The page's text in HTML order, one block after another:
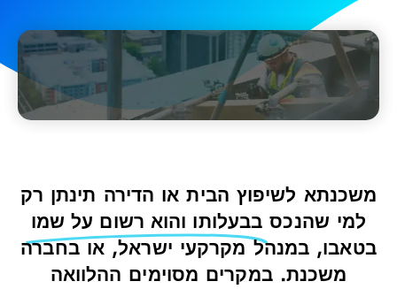
משכנתא לשיפוץ הבית או הדירה תינתן רק
למי שהנכס בבעלותו והוא רשום על שמו
בטאבו, במנהל מקרקעי ישראל, או בחברה
משכנת. במקרים מסוימים ההלוואה